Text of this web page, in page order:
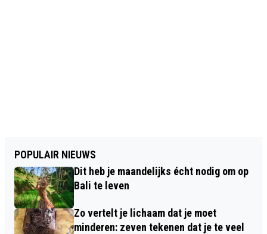
POPULAIR NIEUWS
Dit heb je maandelijks écht nodig om op
Bali te leven
Zo vertelt je lichaam dat je moet
minderen: zeven tekenen dat je te veel